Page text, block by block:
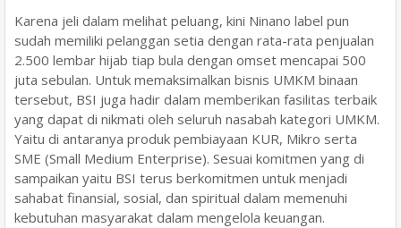
Karena jeli dalam melihat peluang, kini Ninano label pun
sudah memiliki pelanggan setia dengan rata-rata penjualan
2.500 lembar hijab tiap bula dengan omset mencapai 500
juta sebulan. Untuk memaksimalkan bisnis UMKM binaan
tersebut, BSI juga hadir dalam memberikan fasilitas terbaik
yang dapat di nikmati oleh seluruh nasabah kategori UMKM.
Yaitu di antaranya produk pembiayaan KUR, Mikro serta
SME (Small Medium Enterprise). Sesuai komitmen yang di
sampaikan yaitu BSI terus berkomitmen untuk menjadi
sahabat finansial, sosial, dan spiritual dalam memenuhi
kebutuhan masyarakat dalam mengelola keuangan.